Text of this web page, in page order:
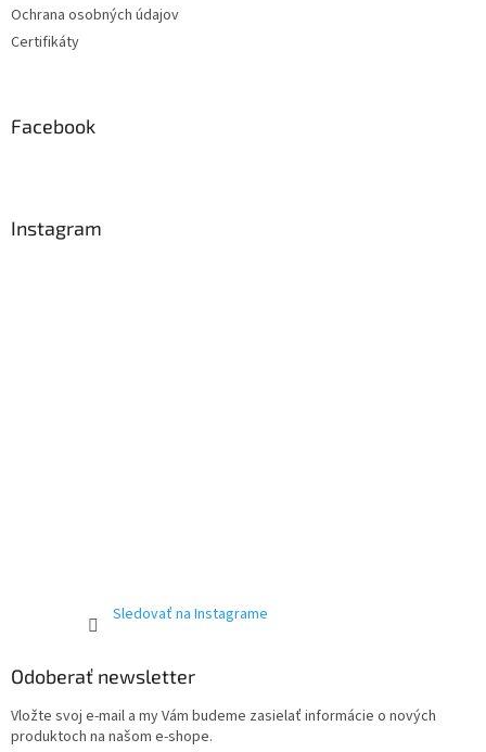
Ochrana osobných údajov
Certifikáty
Facebook
Instagram
Sledovať na Instagrame
Odoberať newsletter
Vložte svoj e-mail a my Vám budeme zasielať informácie o nových
produktoch na našom e-shope.